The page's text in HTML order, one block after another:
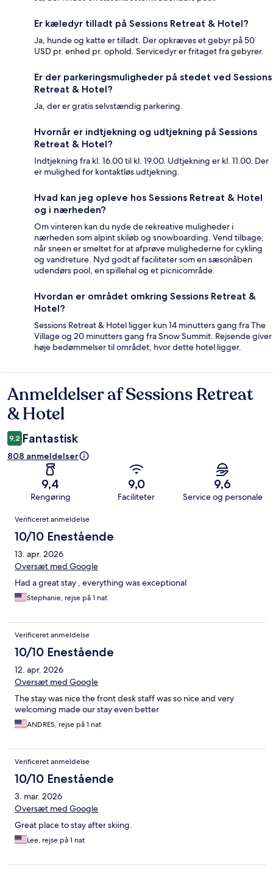
Er kæledyr tilladt på Sessions Retreat & Hotel?
Ja, hunde og katte er tilladt. Der opkræves et gebyr på 50
USD pr. enhed pr. ophold. Servicedyr er fritaget fra gebyrer.
Er der parkeringsmuligheder på stedet ved Sessions
Retreat & Hotel?
Ja, der er gratis selvstændig parkering.
Hvornår er indtjekning og udtjekning på Sessions
Retreat & Hotel?
Indtjekning fra kl. 16.00 til kl. 19.00. Udtjekning er kl. 11.00. Der
er mulighed for kontaktløs udtjekning.
Hvad kan jeg opleve hos Sessions Retreat & Hotel
og i nærheden?
Om vinteren kan du nyde de rekreative muligheder i
nærheden som alpint skiløb og snowboarding. Vend tilbage,
når sneen er smeltet for at afprøve mulighederne for cykling
og vandreture. Nyd godt af faciliteter som en sæsonåben
udendørs pool, en spillehal og et picnicområde.
Hvordan er området omkring Sessions Retreat &
Hotel?
Sessions Retreat & Hotel ligger kun 14 minutters gang fra The
Village og 20 minutters gang fra Snow Summit. Rejsende giver
høje bedømmelser til området, hvor dette hotel ligger.
Anmeldelser
Anmeldelser af Sessions Retreat
& Hotel
9,2 Fantastisk
808 anmeldelser
9,4
Rengøring
9,0
Faciliteter
9,6
Service og personale
Anmeldelser
Verificeret anmeldelse
10/10 Enestående
13. apr. 2026
Oversæt med Google
Had a great stay , everything was exceptional
Stephanie, rejse på 1 nat
Verificeret anmeldelse
10/10 Enestående
12. apr. 2026
Oversæt med Google
The stay was nice the front desk staff was so nice and very
welcoming made our stay even better
ANDRES, rejse på 1 nat
Verificeret anmeldelse
10/10 Enestående
3. mar. 2026
Oversæt med Google
Great place to stay after skiing.
Lee, rejse på 1 nat